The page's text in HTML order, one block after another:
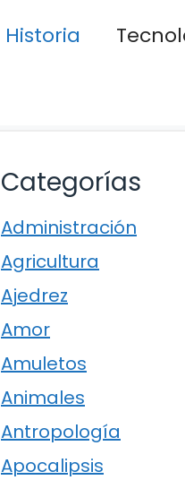
Historia
Categorías
Administración
Agricultura
Ajedrez
Amor
Amuletos
Animales
Antropología
Apocalipsis